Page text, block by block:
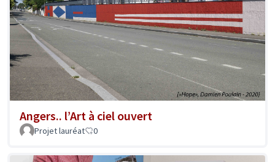
Angers.. l’Art à ciel ouvert
Projet lauréat 0